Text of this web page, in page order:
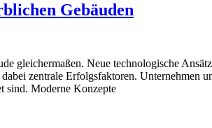
Gebäuden
gleichermaßen. Neue technologische
zentrale Erfolgsfaktoren. Unternehmen
sind. Moderne Konzepte